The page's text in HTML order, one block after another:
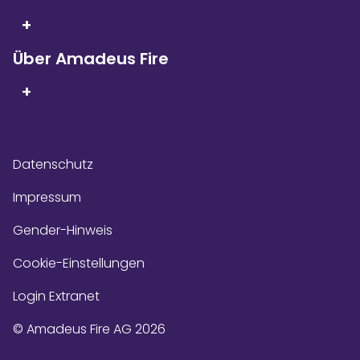
+
Über Amadeus Fire
+
© Amadeus Fire AG 2026
Datenschutz
Impressum
Gender-Hinweis
Cookie-Einstellungen
Login Extranet